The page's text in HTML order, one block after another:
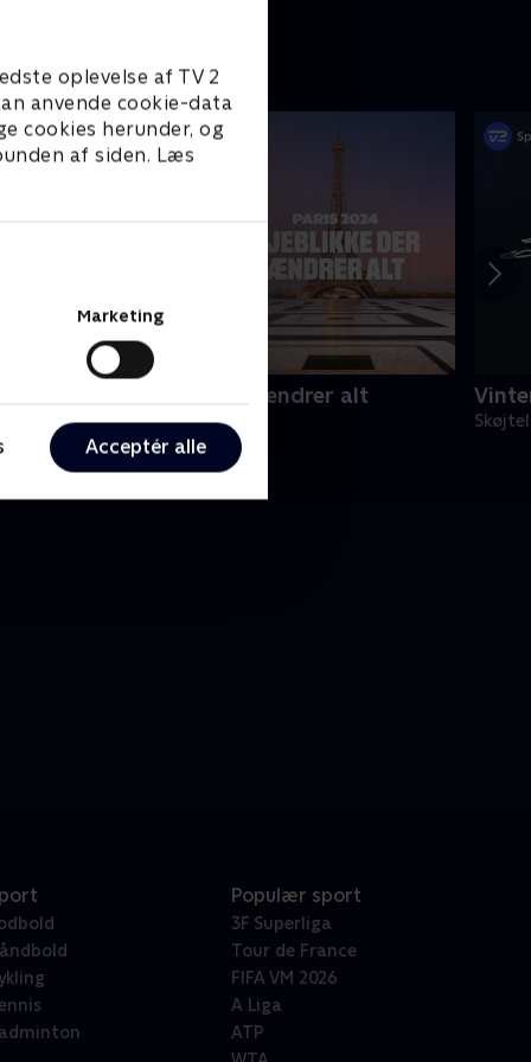
oplevelse af TV 2
anvende cookie-data
cookies herunder, og
af siden. Læs
Marketing
Acceptér alle
Paris 2024 - øjeblikke der ændrer alt
• Sport • 28 min
Populær sport
3F Superliga
Tour de France
FIFA VM 2026
A Liga
ATP